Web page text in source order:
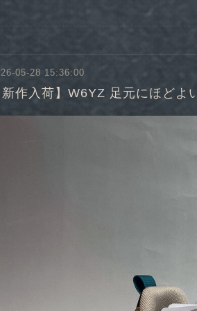
05-28 15:36:00
作入荷】W6YZ 足元にほどよ